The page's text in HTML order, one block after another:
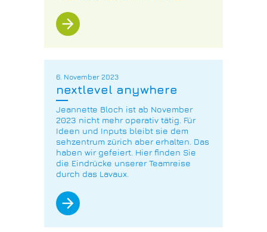
arrow_forward
6. November 2023
nextlevel anywhere
Jeannette Bloch ist ab November
2023 nicht mehr operativ tätig. Für
Ideen und Inputs bleibt sie dem
sehzentrum zürich aber erhalten. Das
haben wir gefeiert. Hier finden Sie
die Eindrücke unserer Teamreise
durch das Lavaux.
arrow_forward